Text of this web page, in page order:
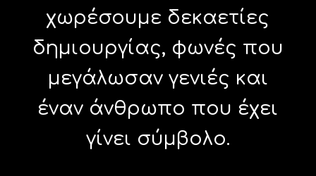
χωρέσουμε δεκαετίες
δημιουργίας, φωνές που
μεγάλωσαν γενιές και
έναν άνθρωπο που έχει
γίνει σύμβολο.